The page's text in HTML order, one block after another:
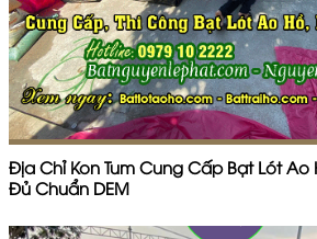
Địa Chỉ Kon Tum Cung Cấp Bạt Lót
Đủ Chuẩn DEM